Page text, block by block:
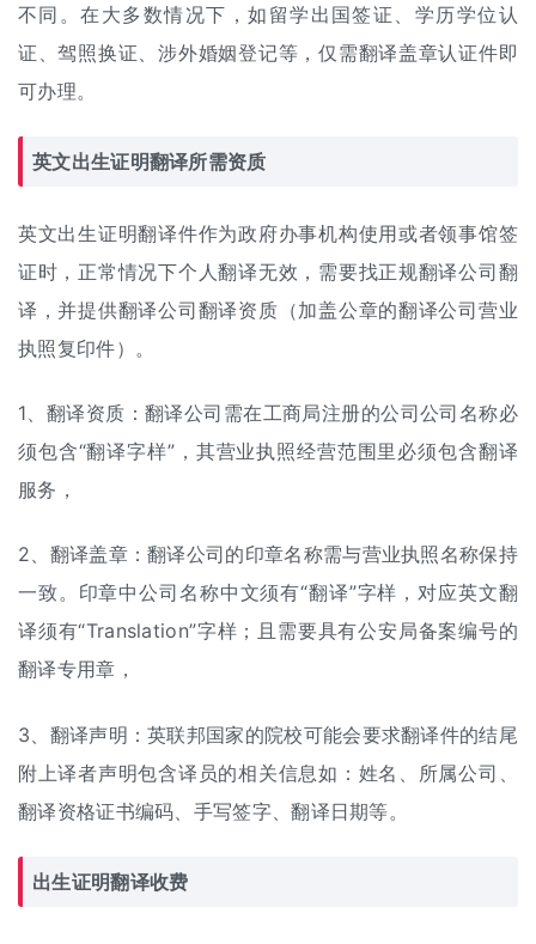
不同。在大多数情况下，如留学出国签证、学历学位认
证、驾照换证、涉外婚姻登记等，仅需翻译盖章认证件即
可办理。
英文出生证明翻译所需资质
英文出生证明翻译件作为政府办事机构使用或者领事馆签
证时，正常情况下个人翻译无效，需要找正规翻译公司翻
译，并提供翻译公司翻译资质（加盖公章的翻译公司营业
执照复印件）。
1、翻译资质：翻译公司需在工商局注册的公司公司名称必
须包含“翻译字样”，其营业执照经营范围里必须包含翻译
服务，
2、翻译盖章：翻译公司的印章名称需与营业执照名称保持
一致。印章中公司名称中文须有“翻译”字样，对应英文翻
译须有“Translation”字样；且需要具有公安局备案编号的
翻译专用章，
3、翻译声明：英联邦国家的院校可能会要求翻译件的结尾
附上译者声明包含译员的相关信息如：姓名、所属公司、
翻译资格证书编码、手写签字、翻译日期等。
出生证明翻译收费